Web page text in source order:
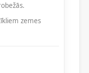
zemes